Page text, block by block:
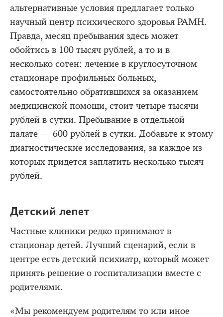
альтернативные условия предлагает только
научный центр психического здоровья РАМН.
Правда, месяц пребывания здесь может
обойтись в 100 тысяч рублей, а то и в
несколько сотен: лечение в круглосуточном
стационаре профильных больных,
самостоятельно обратившихся за оказанием
медицинской помощи, стоит четыре тысячи
рублей в сутки. Пребывание в отдельной
палате — 600 рублей в сутки. Добавьте к этому
диагностические исследования, за каждое из
которых придется заплатить несколько тысяч
рублей.
Детский лепет
Частные клиники редко принимают в
стационар детей. Лучший сценарий, если в
центре есть детский психиатр, который может
принять решение о госпитализации вместе с
родителями.
«Мы рекомендуем родителям то или иное